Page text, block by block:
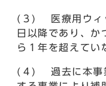
(３) 医療用ウィ
日以降であり、か
ら１年を超えてい
(４) 過去に本事